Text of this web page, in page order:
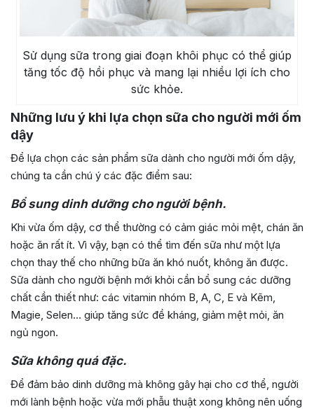
Sử dụng sữa trong giai đoạn khôi phục có thể giúp
tăng tốc độ hồi phục và mang lại nhiều lợi ích cho
sức khỏe.
Những lưu ý khi lựa chọn sữa cho người mới ốm
dậy
Để lựa chọn các sản phẩm sữa dành cho người mới ốm dậy,
chúng ta cần chú ý các đặc điểm sau:
Bổ sung dinh dưỡng cho người bệnh.
Khi vừa ốm dậy, cơ thể thường có cảm giác mỏi mệt, chán ăn
hoặc ăn rất ít. Vì vậy, bạn có thể tìm đến sữa như một lựa
chọn thay thế cho những bữa ăn khó nuốt, không ăn được.
Sữa dành cho người bệnh mới khỏi cần bổ sung các dưỡng
chất cần thiết như: các vitamin nhóm B, A, C, E và Kẽm,
Magie, Selen… giúp tăng sức đề kháng, giảm mệt mỏi, ăn
ngủ ngon.
Sữa không quá đặc.
Để đảm bảo dinh dưỡng mà không gây hại cho cơ thể, người
mới lành bệnh hoặc vừa mới phẫu thuật xong không nên uống